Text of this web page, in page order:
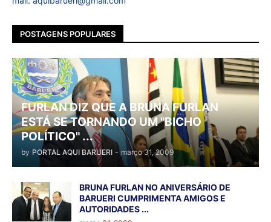
POSTAGENS POPULARES
FURLAN DIZ QUE A BRUNA FURLAN
ESTÁ SE TORNANDO UM "BICHO
POLÍTICO" ...
by PORTAL AQUI BARUERI - março 31, 2009
BRUNA FURLAN NO ANIVERSÁRIO DE
BARUERI CUMPRIMENTA AMIGOS E
AUTORIDADES ...